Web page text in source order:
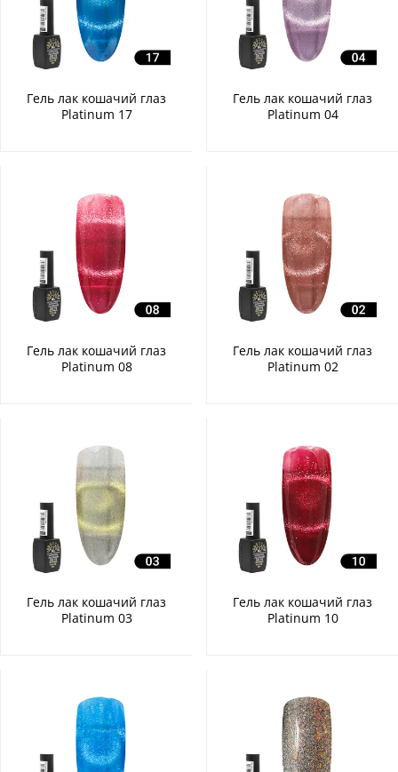
Гель лак кошачий глаз
Platinum 17
Гель лак кошачий глаз
Platinum 04
Гель лак кошачий глаз
Platinum 08
Гель лак кошачий глаз
Platinum 02
Гель лак кошачий глаз
Platinum 03
Гель лак кошачий глаз
Platinum 10